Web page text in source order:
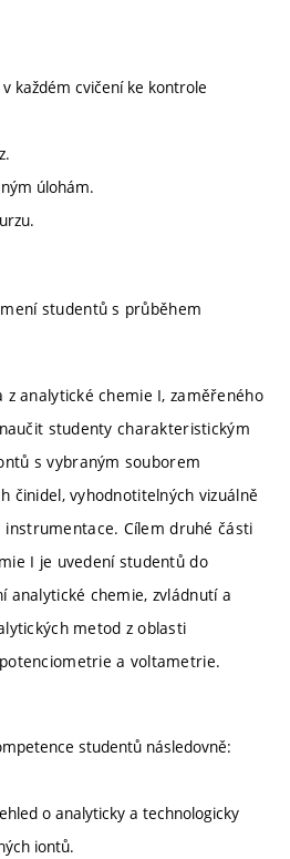
každém cvičení ke kontrole
úlohám.
studentů s průběhem
analytické chemie I, zaměřeného
studenty charakteristickým
s vybraným souborem
činidel, vyhodnotitelných vizuálně
instrumentace. Cílem druhé části
I je uvedení studentů do
analytické chemie, zvládnutí a
metod z oblasti
a voltametrie.
studentů následovně:
o analyticky a technologicky
iontů.